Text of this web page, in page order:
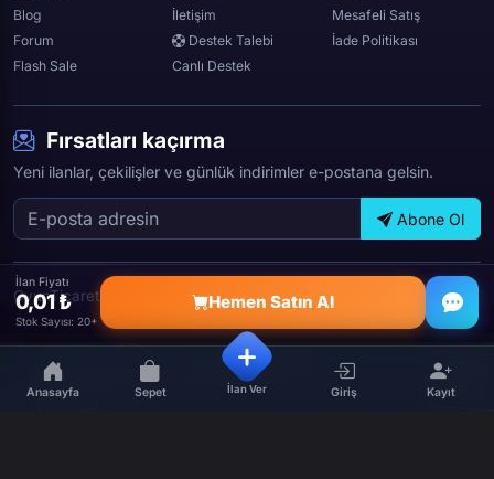
Blog
Forum
Flash Sale
İletişim
Destek Talebi
Canlı Destek
Mesafeli Satış
İade Politikası
Fırsatları kaçırma
Yeni ilanlar, çekilişler ve günlük indirimler e-postana gelsin.
Abone Ol
OyunTicareti © 2026 — Tüm hakları saklıdır.
İlan Fiyatı
0,01 ₺
Stok Sayısı: 20+
Hemen Satın Al
Anasayfa Sepet İlan Ver Giriş Kayıt